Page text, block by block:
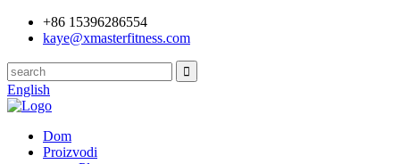
+86 15396286554
kaye@xmasterfitness.com
English
Dom
Proizvodi